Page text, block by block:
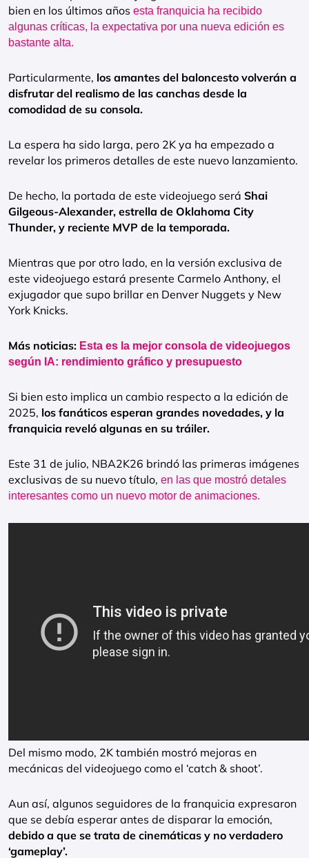
bien en los últimos años esta franquicia ha recibido
algunas críticas, la expectativa por una nueva edición es
bastante alta.
Particularmente, los amantes del baloncesto volverán a
disfrutar del realismo de las canchas desde la
comodidad de su consola.
La espera ha sido larga, pero 2K ya ha empezado a
revelar los primeros detalles de este nuevo lanzamiento.
De hecho, la portada de este videojuego será Shai
Gilgeous-Alexander, estrella de Oklahoma City
Thunder, y reciente MVP de la temporada.
Mientras que por otro lado, en la versión exclusiva de
este videojuego estará presente Carmelo Anthony, el
exjugador que supo brillar en Denver Nuggets y New
York Knicks.
Más noticias: Esta es la mejor consola de videojuegos
según IA: rendimiento gráfico y presupuesto
Si bien esto implica un cambio respecto a la edición de
2025, los fanáticos esperan grandes novedades, y la
franquicia reveló algunas en su tráiler.
Este 31 de julio, NBA2K26 brindó las primeras imágenes
exclusivas de su nuevo título, en las que mostró detales
interesantes como un nuevo motor de animaciones.
Del mismo modo, 2K también mostró mejoras en
mecánicas del videojuego como el ‘catch & shoot’.
Aun así, algunos seguidores de la franquicia expresaron
que se debía esperar antes de disparar la emoción,
debido a que se trata de cinemáticas y no verdadero
‘gameplay’.